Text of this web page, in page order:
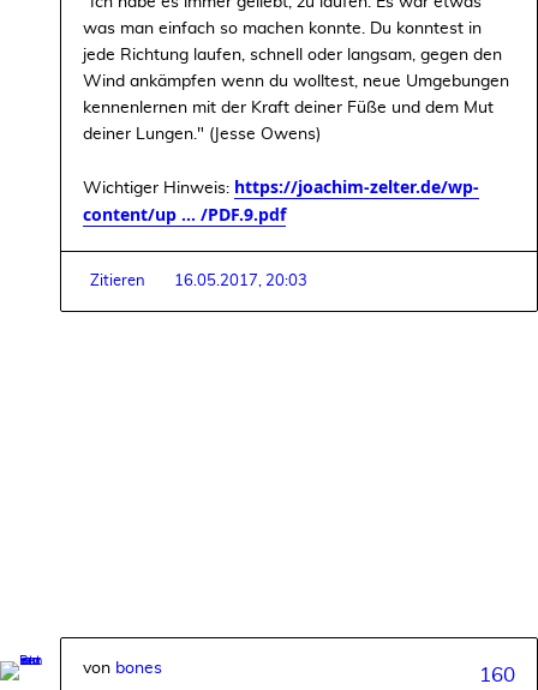
was man einfach so machen konnte. Du konntest in
jede Richtung laufen, schnell oder langsam, gegen den
Wind ankämpfen wenn du wolltest, neue Umgebungen
kennenlernen mit der Kraft deiner Füße und dem Mut
deiner Lungen." (Jesse Owens)
Wichtiger Hinweis: https://joachim-zelter.de/wp-
content/up ... /PDF.9.pdf
Zitieren 16.05.2017, 20:03
160
von bones